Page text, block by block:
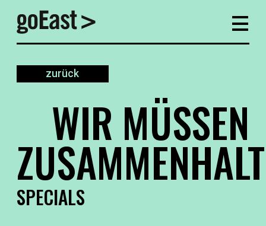
zurück
WIR MÜSSEN
SPECIALS